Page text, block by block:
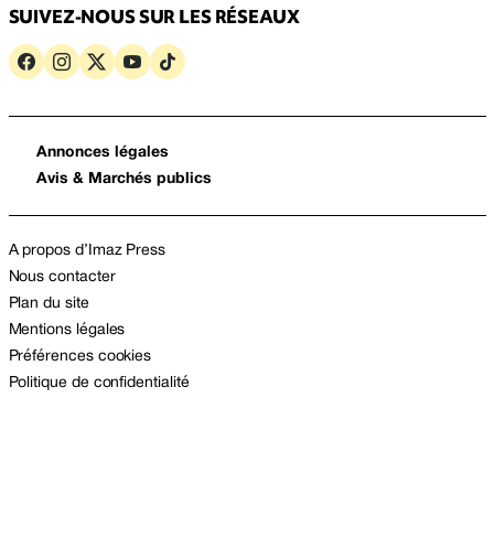
SUIVEZ-NOUS SUR LES RÉSEAUX
Annonces légales
Avis & Marchés publics
A propos d’Imaz Press
Nous contacter
Plan du site
Mentions légales
Préférences cookies
Politique de confidentialité